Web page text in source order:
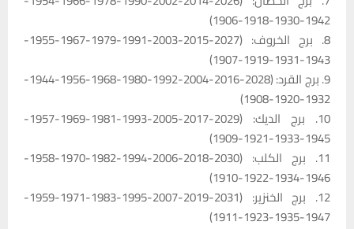
1942-1930-1918-1906)
8. برج الخروف: (2027-2015-2003-1991-1979-1967-1955-
1943-1931-1919-1907)
9. برج القرد: (2028-2016-2004-1992-1980-1968-1956-1944-
1932-1920-1908)
10. برج الديك: (2029-2017-2005-1993-1981-1969-1957-
1945-1933-1921-1909)
11. برج الكلب: (2030-2018-2006-1994-1982-1970-1958-
1946-1934-1922-1910)
12. برج الخنزير: (2031-2019-2007-1995-1983-1971-1959-
1947-1935-1923-1911)